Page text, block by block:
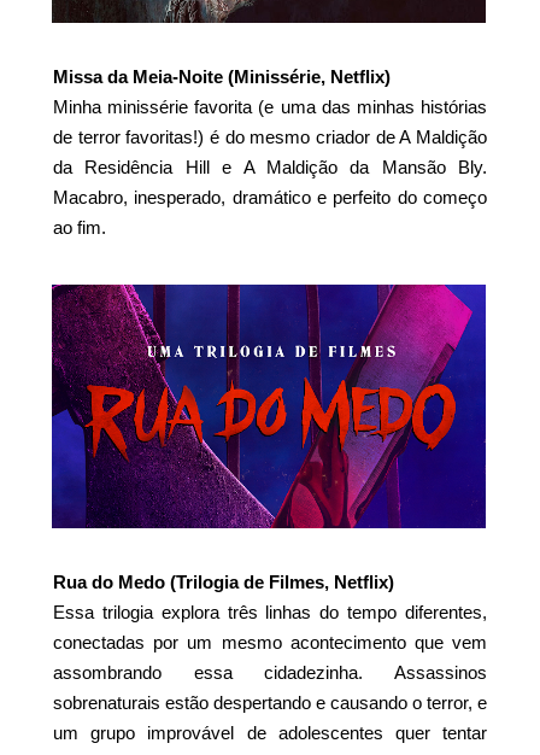
Missa da Meia-Noite (Minissérie, Netflix)
Minha minissérie favorita (e uma das minhas histórias
de terror favoritas!) é do mesmo criador de A Maldição
da Residência Hill e A Maldição da Mansão Bly.
Macabro, inesperado, dramático e perfeito do começo
ao fim.
Rua do Medo (Trilogia de Filmes, Netflix)
Essa trilogia explora três linhas do tempo diferentes,
conectadas por um mesmo acontecimento que vem
assombrando essa cidadezinha. Assassinos
sobrenaturais estão despertando e causando o terror, e
um grupo improvável de adolescentes quer tentar